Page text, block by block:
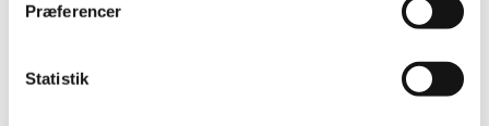
Præferencer
Statistik